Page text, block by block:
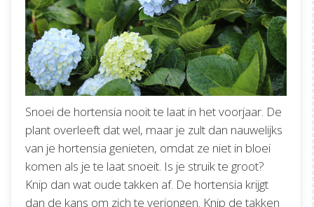
Snoei de hortensia nooit te laat in het voorjaar. De
plant overleeft dat wel, maar je zult dan nauwelijks
van je hortensia genieten, omdat ze niet in bloei
komen als je te laat snoeit. Is je struik te groot?
Knip dan wat oude takken af. De hortensia krijgt
dan de kans om zich te verjongen. Knip de takken